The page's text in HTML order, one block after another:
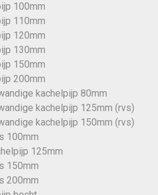
100mm
110mm
120mm
130mm
150mm
200mm
kachelpijp 80mm
kachelpijp 125mm (rvs)
kachelpijp 150mm (rvs)
100mm
125mm
150mm
200mm